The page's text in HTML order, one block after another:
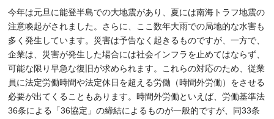
今年は元旦に能登半島での大地震があり、夏には南海トラフ地震の
注意喚起がされました。さらに、ここ数年大雨での局地的な水害も
多く発生しています。災害は予告なく起きるものですが、一方で、
企業は、災害が発生した場合には社会インフラを止めてはならず、
可能な限り早急な復旧が求められます。これらの対応のため、従業
員に法定労働時間や法定休日を超える労働（時間外労働）をさせる
必要が出てくることもあります。時間外労働といえば、労働基準法
36条による「36協定」の締結によるものが一般的ですが、同33条